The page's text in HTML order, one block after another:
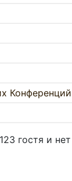
Конференций
гостя и нет